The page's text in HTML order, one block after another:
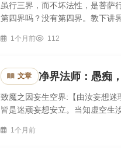
虽行三界，而不坏法性，是菩萨
第四界吗？没有第四界。教下讲
1个月前 112
文章 净界法师：愚痴
致魔之因妄生空界:【由汝妄想
皆是迷顽妄想安立。当知虚空生
1个月前